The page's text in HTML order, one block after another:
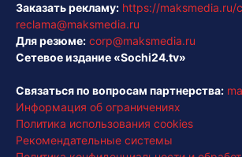
Заказать рекламу: https://maksmedia.ru/
reclama@maksmedia.ru
Для резюме: corp@maksmedia.ru
Сетевое издание «Sochi24.tv»
Связаться по вопросам партнерства:
Информация об ограничениях
Политика использования cookies
Рекомендательные системы